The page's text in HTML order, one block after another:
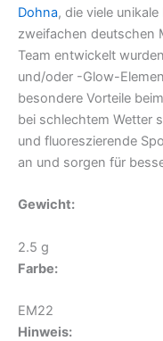
Dohna, die viele
zweifachen deutschen
Team entwickelt
und/oder -Glow-
besondere Vorteile
bei schlechtem Wetter
und fluoreszierende
an und sorgen für
Gewicht:
2.5 g
Farbe:
EM22
Hinweis: